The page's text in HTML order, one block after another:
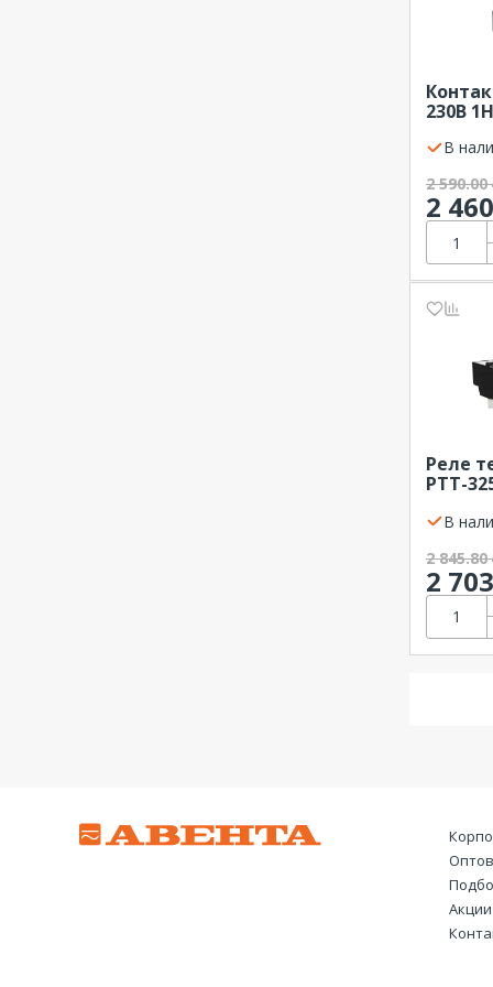
630 А
230В
В
2 590.00
2
Реле
РТТ-
В
2 845.80
2
Акции